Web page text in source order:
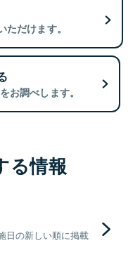
だけます。
お調べします。
る情報
日の新しい順に掲載